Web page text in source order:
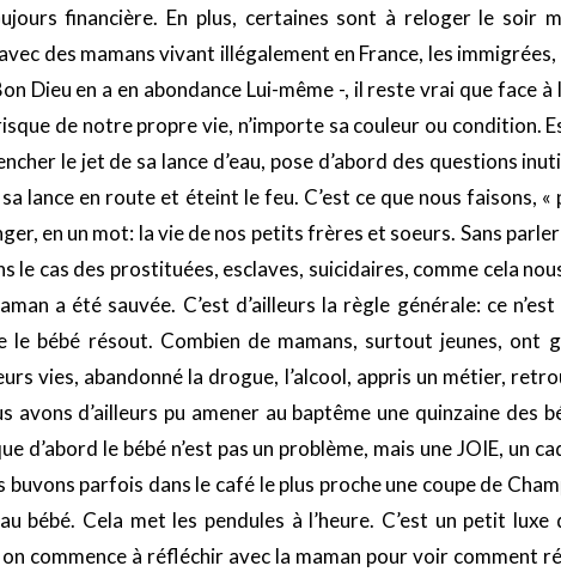
financière. En plus, certaines sont à reloger le soir
des mamans vivant illégalement en France, les
Dieu en a en abondance Lui-même -, il reste vrai que face
de notre propre vie, n’importe sa couleur ou condition.
le jet de sa lance d’eau, pose d’abord des questions
lance en route et éteint le feu. C’est ce que nous faisons,
en un mot: la vie de nos petits frères et soeurs. Sans
le cas des prostituées, esclaves, suicidaires, comme cela
a été sauvée. C’est d’ailleurs la règle générale: ce
le bébé résout. Combien de mamans, surtout jeunes, ont
vies, abandonné la drogue, l’alcool, appris un métier,
avons d’ailleurs pu amener au baptême une quinzaine
d’abord le bébé n’est pas un problème, mais une JOIE, un
buvons parfois dans le café le plus proche une coupe de
bébé. Cela met les pendules à l’heure. C’est un petit
commence à réfléchir avec la maman pour voir